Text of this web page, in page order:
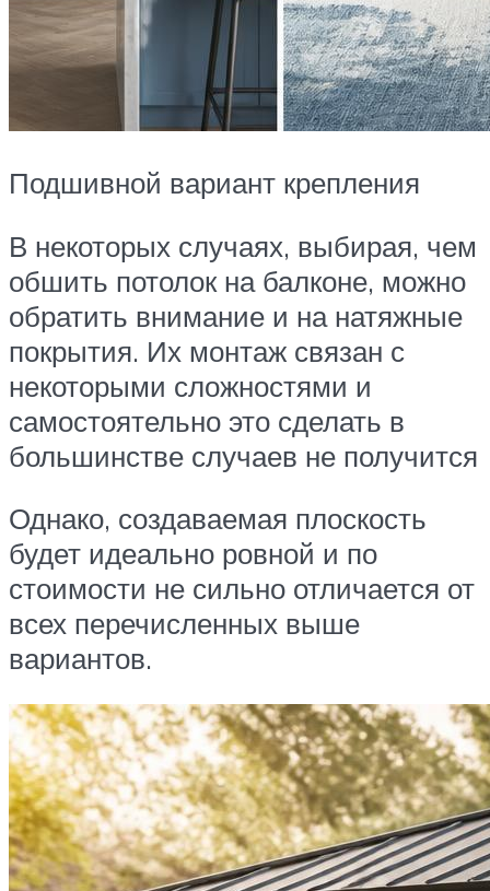
Подшивной вариант крепления
В некоторых случаях, выбирая, чем
обшить потолок на балконе, можно
обратить внимание и на натяжные
покрытия. Их монтаж связан с
некоторыми сложностями и
самостоятельно это сделать в
большинстве случаев не получится
Однако, создаваемая плоскость
будет идеально ровной и по
стоимости не сильно отличается от
всех перечисленных выше
вариантов.